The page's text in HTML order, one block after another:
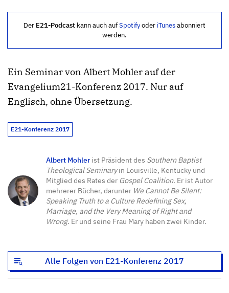
Der E21-Podcast kann auch aufSpotifyoder iTunesabonniert
werden.
Ein Seminar von Albert Mohler auf der
Evangelium21-Konferenz 2017. Nur auf
Englisch, ohne Übersetzung.
E21-Konferenz 2017
Albert Mohlerist Präsident des Southern Baptist
Theological Seminaryin Louisville, Kentucky und
Mitglied des Rates der Gospel Coalition. Er ist Autor
mehrerer Bücher, darunter We Cannot Be Silent:
Speaking Truth to a Culture Redefining Sex,
Marriage, and the Very Meaning of Right and
Wrong. Er und seine Frau Mary haben zwei Kinder.
Alle Folgen von E21-Konferenz 2017